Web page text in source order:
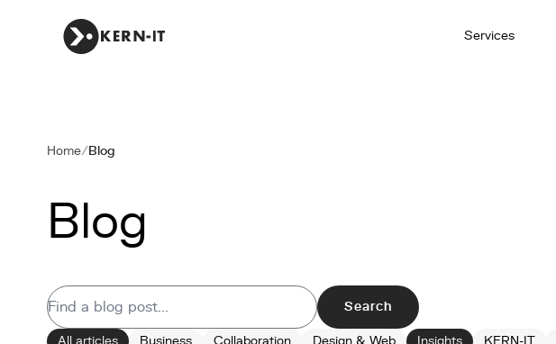
Services
Home/Blog
Blog
Search
All articles Business Collaboration Design & Web Insights KERN-IT